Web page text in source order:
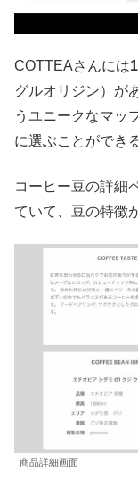
COTTEAさんには
グルオリジン）が
うユニークなマッ
に選ぶことができ
コーヒー豆の詳細
ていて、豆の特徴
商品詳細画面